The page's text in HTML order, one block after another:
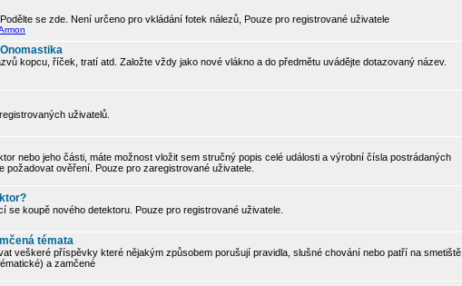
se zde. Není určeno pro vkládání fotek nálezů, Pouze pro registrované uživatele
kopcu, říček, tratí atd. Založte vždy jako nové vlákno a do předmětu uvádějte dotazovaný název.
uživatelů.
nebo jeho části, máte možnost vložit sem stručný popis celé události a výrobní čísla postrádaných
požadovat ověření. Pouze pro zaregistrované uživatele.
se koupě nového detektoru. Pouze pro registrované uživatele.
témata
veškeré příspěvky které nějakým způsobem porušují pravidla, slušné chování nebo patří na smetiště,
a zamčené